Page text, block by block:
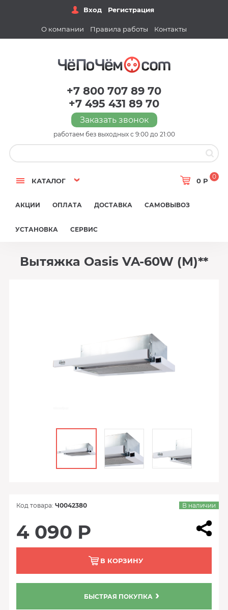
Вход Регистрация
О компании Правила работы Контакты
+7 800 707 89 70
+7 495 431 89 70
Заказать звонок
работаем без выходных с 9:00 до 21:00
КАТАЛОГ 0 Р
0
АКЦИИ ОПЛАТА ДОСТАВКА САМОВЫВОЗ
УСТАНОВКА СЕРВИС
Вытяжка Oasis VA-60W (М)**
Код товара: Ч0042380 В наличии
4 090 Р
В КОРЗИНУ
БЫСТРАЯ ПОКУПКА